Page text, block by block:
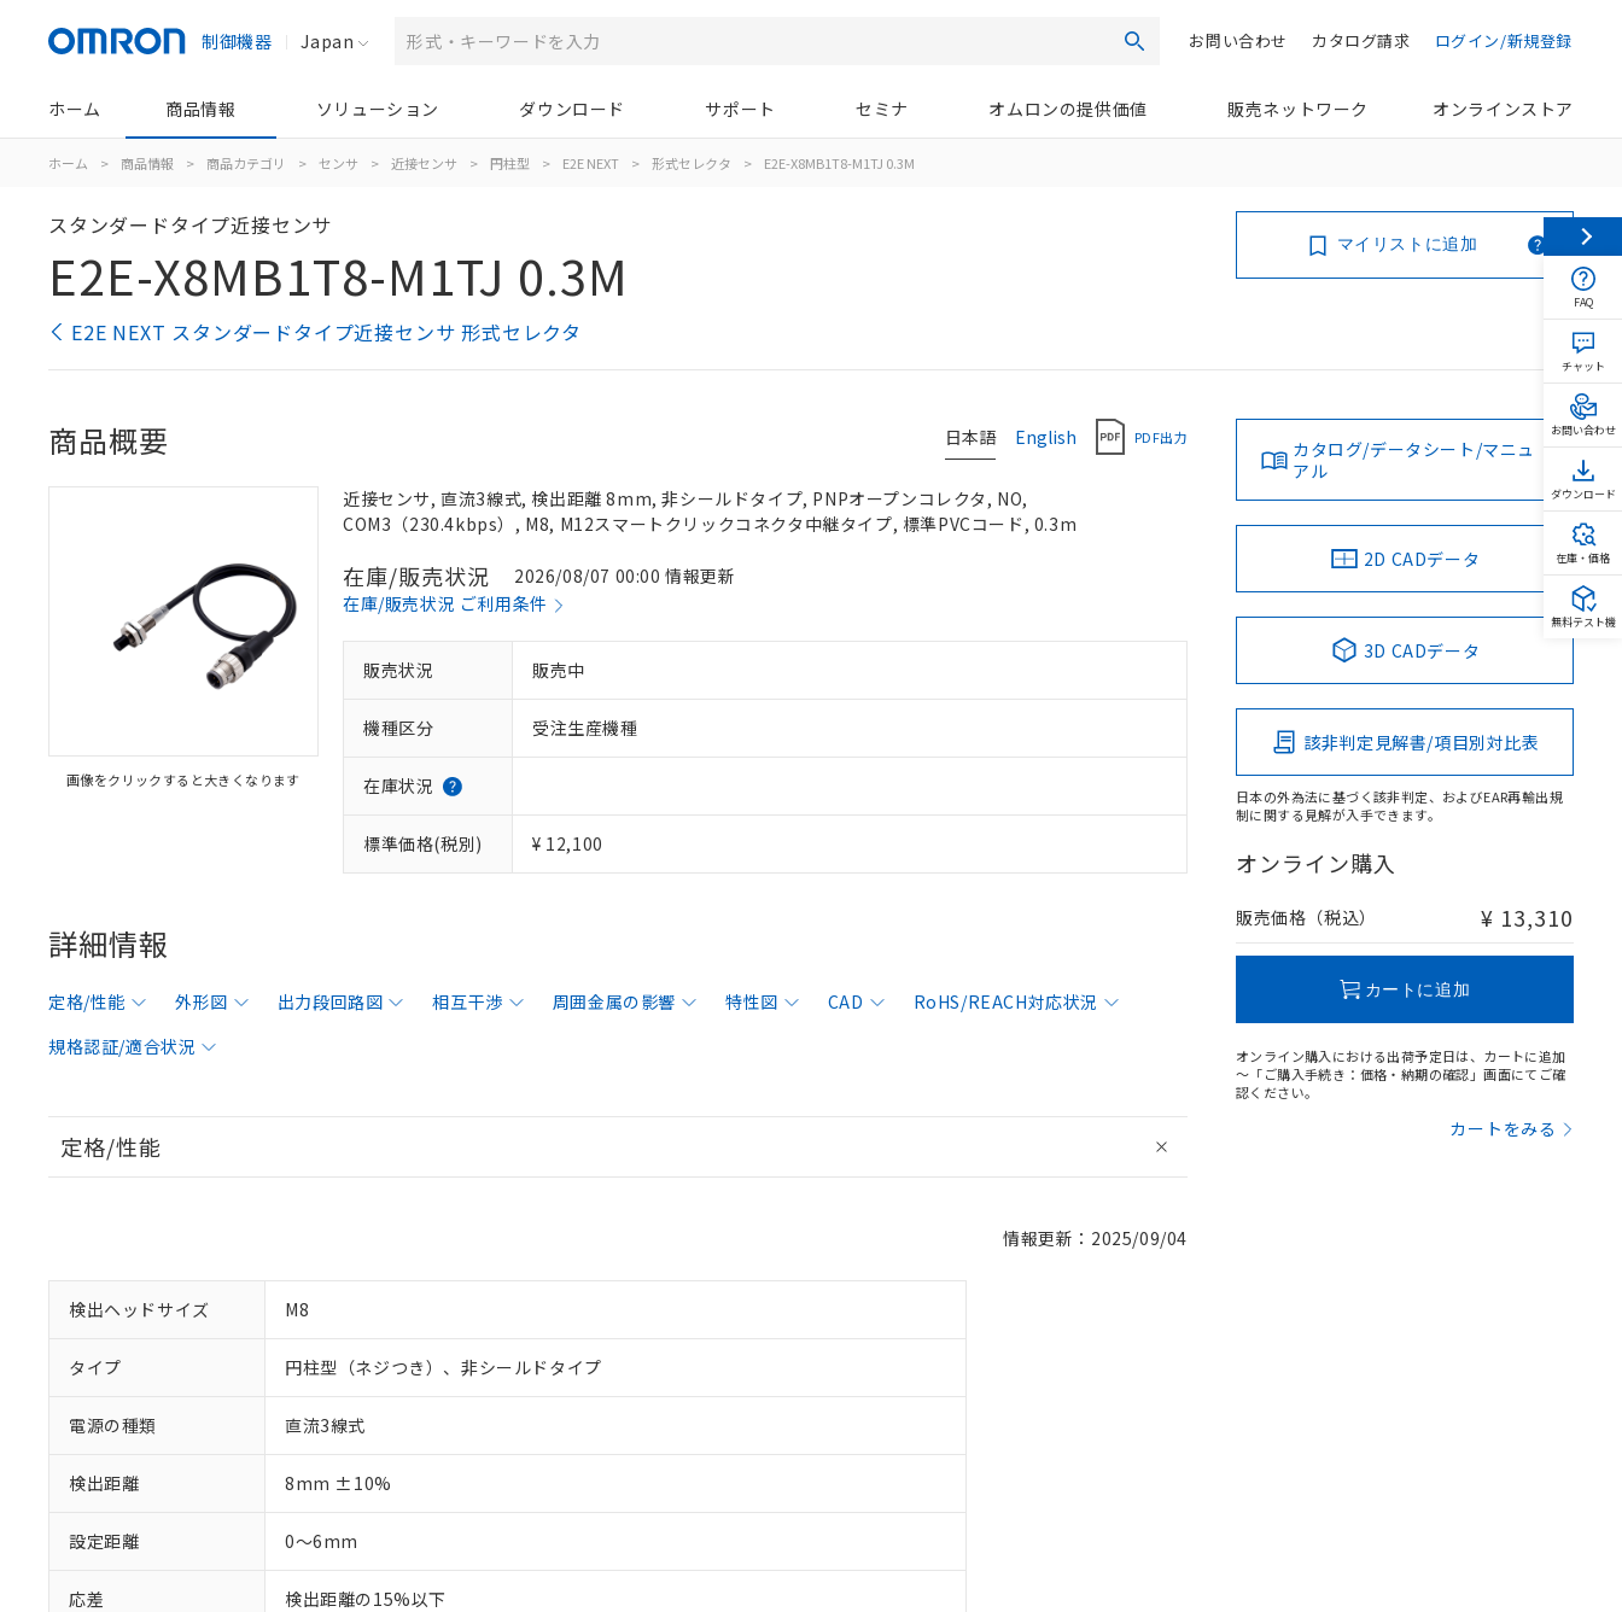
制御機器 Japan 検索 ログイン/新規登録
カタログ請求
お問い合わせ
ホーム 商品情報 ソリューション ダウンロード サポート セミナ オムロンの提供価値 販売ネットワーク オンラインストア
ホーム > 商品情報 > 商品カテゴリ > センサ > 近接センサ > 円柱型 > E2E NEXT > 形式セレクタ > E2E-X8MB1T8-M1TJ 0.3M
スタンダードタイプ近接センサ
E2E-X8MB1T8-M1TJ 0.3M
E2E NEXT スタンダードタイプ近接センサ 形式セレクタ
マイリストに追加
日本語 English PDF出力
商品概要
画像をクリックすると大きくなります
近接センサ, 直流3線式, 検出距離 8mm, 非シールドタイプ, PNPオープンコレクタ, NO,
COM3（230.4kbps）, M8, M12スマートクリックコネクタ中継タイプ, 標準PVCコード, 0.3m
在庫/販売状況
2026/08/07 00:00 情報更新
在庫/販売状況 ご利用条件
販売状況 販売中
機種区分 受注生産機種
在庫状況
標準価格(税別) ¥ 12,100
詳細情報
定格/性能 外形図 出力段回路図 相互干渉 周囲金属の影響 特性図 CAD
RoHS/REACH対応状況
規格認証/適合状況
定格/性能
情報更新：2025/09/04
検出ヘッドサイズ M8
タイプ 円柱型（ネジつき）、非シールドタイプ
電源の種類 直流3線式
検出距離 8mm ±10%
設定距離 0～6mm
応差 検出距離の15%以下
カタログ/データシート/マニュ
アル
2D CADデータ
3D CADデータ
該非判定見解書/項目別対比表
日本の外為法に基づく該非判定、およびEAR再輸出規
制に関する見解が入手できます。
オンライン購入
販売価格（税込） ¥ 13,310
カートに追加
オンライン購入における出荷予定日は、カートに追加
～「ご購入手続き：価格・納期の確認」画面にてご確
認ください。
カートをみる
FAQ
チャット
お問い合わせ
ダウンロード
在庫・価格
無料テスト機